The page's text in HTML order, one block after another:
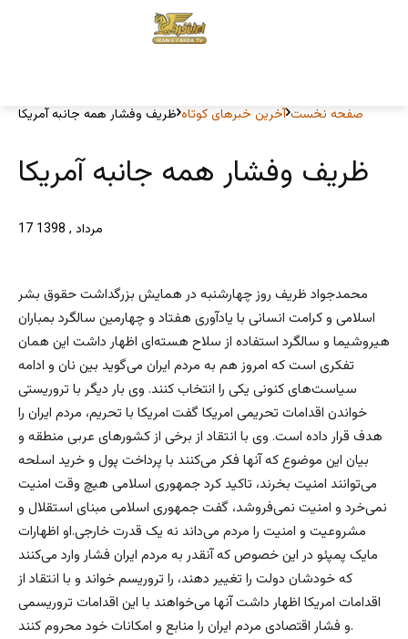
صفحه نخست آخرین خبرهای کوتاه ظریف وفشار همه جانبه آمریکا
ظریف وفشار همه جانبه آمریکا
17 مرداد , 1398
محمدجواد ظریف روز چهارشنبه در همایش بزرگداشت حقوق بشر
اسلامی و کرامت انسانی با یادآوری هفتاد و چهارمین سالگرد بمباران
هیروشیما و سالگرد استفاده از سلاح هسته‌ای اظهار داشت این همان
تفکری است که امروز هم به مردم ایران می‌گوید بین نان و ادامه
سیاست‌های کنونی یکی را انتخاب کنند. وی بار دیگر با تروریستی
خواندن اقدامات تحریمی امریکا گفت امریکا با تحریم، مردم ایران را
هدف قرار داده است. وی با انتقاد از برخی از کشورهای عربی منطقه و
بیان این موضوع که آنها فکر می‌کنند با پرداخت پول و خرید اسلحه
می‌توانند امنیت بخرند، تاکید کرد جمهوری اسلامی هیچ وقت امنیت
نمی‌خرد و امنیت نمی‌فروشد، گفت جمهوری اسلامی مبنای استقلال و
مشروعیت و امنیت را مردم می‌داند نه یک قدرت خارجی.او اظهارات
مایک پمپئو در این خصوص که آنقدر به مردم ایران فشار وارد می‌کنند
که خودشان دولت را تغییر دهند، را تروریسم خواند و با انتقاد از
اقدامات امریکا اظهار داشت آنها می‌خواهند با این اقدامات تروریسمی
و فشار اقتصادی مردم ایران را منابع و امکانات خود محروم کنند.